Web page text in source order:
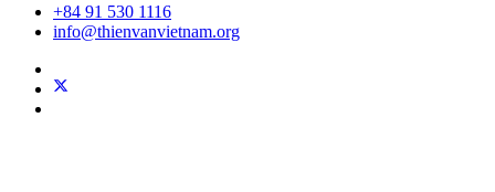
+84 91 530 1116
info@thienvanvietnam.org